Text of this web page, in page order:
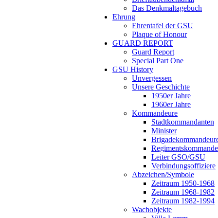
Das Denkmaltagebuch
Ehrung
Ehrentafel der GSU
Plaque of Honour
GUARD REPORT
Guard Report
Special Part One
GSU History
Unvergessen
Unsere Geschichte
1950er Jahre
1960er Jahre
Kommandeure
Stadtkommandanten
Minister
Leiter GSO/GSU
Verbindungsoffiziere
Abzeichen/Symbole
Zeitraum 1950-1968
Zeitraum 1968-1982
Zeitraum 1982-1994
Wachobjekte